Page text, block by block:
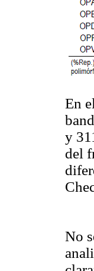
En
y
del
No